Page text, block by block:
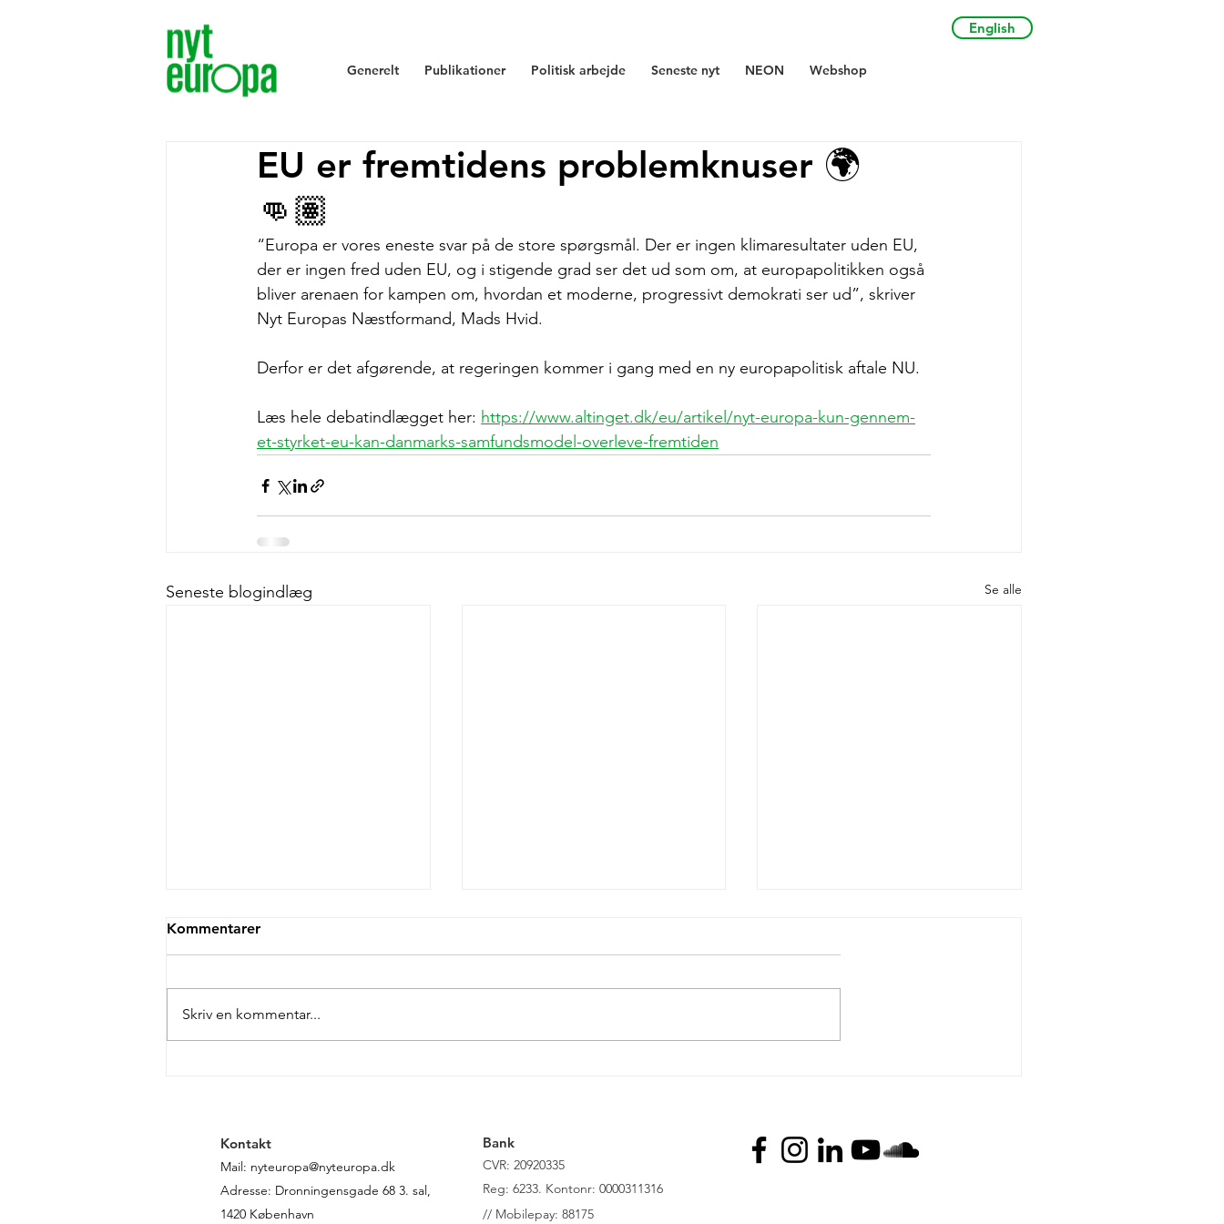
Generelt Publikationer Politisk arbejde Seneste nyt NEON Webshop
English
EU er fremtidens problemknuser 🌍
👊🏽
“Europa er vores eneste svar på de store spørgsmål. Der er ingen klimaresultater uden EU,
der er ingen fred uden EU, og i stigende grad ser det ud som om, at europapolitikken også
bliver arenaen for kampen om, hvordan et moderne, progressivt demokrati ser ud”, skriver
Nyt Europas Næstformand, Mads Hvid.
Derfor er det afgørende, at regeringen kommer i gang med en ny europapolitisk aftale NU.
Læs hele debatindlægget her: https://www.altinget.dk/eu/artikel/nyt-europa-kun-gennem-
et-styrket-eu-kan-danmarks-samfundsmodel-overleve-fremtiden
Seneste blogindlæg Se alle
Glædelig Grundlovsdag
Kommentarer
Skriv en kommentar...
Kontakt
Mail: nyteuropa@nyteuropa.dk
Adresse: Dronningensgade 68 3. sal,
1420 København
Bank
CVR: 20920335
Reg: 6233. Kontonr: 0000311316
// Mobilepay: 88175